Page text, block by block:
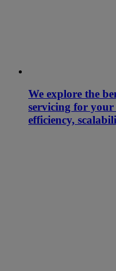
We explore the
servicing for your
efficiency,